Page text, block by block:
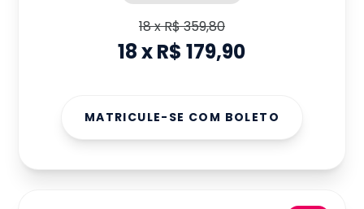
18xR$ 359,80
18xR$ 179,90
MATRICULE-SE COM BOLETO